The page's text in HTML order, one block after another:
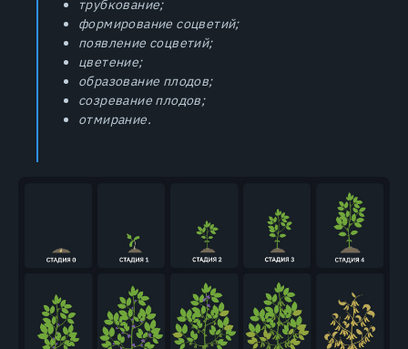
трубкование;
формирование соцветий;
появление соцветий;
цветение;
образование плодов;
созревание плодов;
отмирание.